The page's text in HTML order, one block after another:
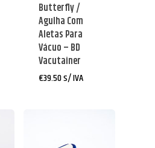
Butterfly /
Agulha Com
Aletas Para
Vácuo – BD
Vacutainer
€39.50s/ IVA